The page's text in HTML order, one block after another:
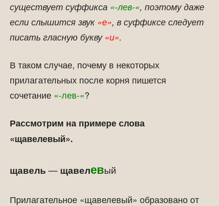
существует суффикса «-лев-«, поэтому даже
если слышится звук «е», в суффиксе следует
писать гласную букву «и».
В таком случае, почему в некоторых
прилагательных после корня пишется
сочетание «-лев-«?
Рассмотрим на примере слова
«щавелевый».
щавель — щавелевый
Прилагательное «щавелевый» образовано от